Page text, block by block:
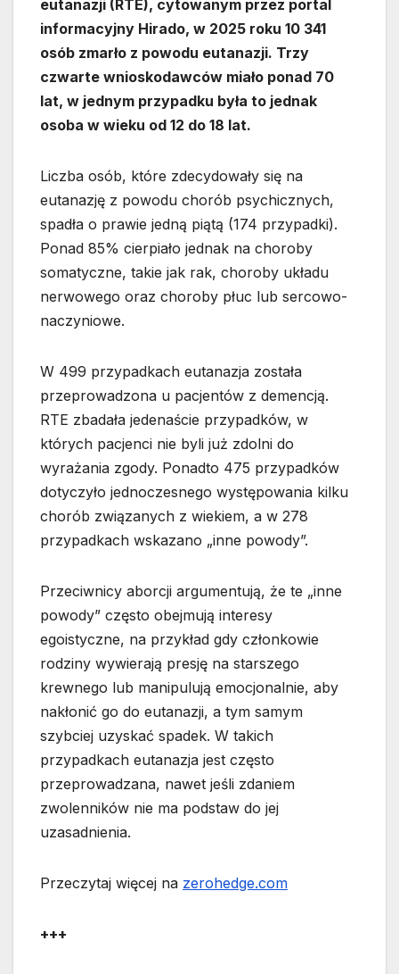
eutanazji (RTE), cytowanym przez portal
informacyjny Hirado, w 2025 roku 10 341
osób zmarło z powodu eutanazji. Trzy
czwarte wnioskodawców miało ponad 70
lat, w jednym przypadku była to jednak
osoba w wieku od 12 do 18 lat.
Liczba osób, które zdecydowały się na
eutanazję z powodu chorób psychicznych,
spadła o prawie jedną piątą (174 przypadki).
Ponad 85% cierpiało jednak na choroby
somatyczne, takie jak rak, choroby układu
nerwowego oraz choroby płuc lub sercowo-
naczyniowe.
W 499 przypadkach eutanazja została
przeprowadzona u pacjentów z demencją.
RTE zbadała jedenaście przypadków, w
których pacjenci nie byli już zdolni do
wyrażania zgody. Ponadto 475 przypadków
dotyczyło jednoczesnego występowania kilku
chorób związanych z wiekiem, a w 278
przypadkach wskazano „inne powody”.
Przeciwnicy aborcji argumentują, że te „inne
powody” często obejmują interesy
egoistyczne, na przykład gdy członkowie
rodziny wywierają presję na starszego
krewnego lub manipulują emocjonalnie, aby
nakłonić go do eutanazji, a tym samym
szybciej uzyskać spadek. W takich
przypadkach eutanazja jest często
przeprowadzana, nawet jeśli zdaniem
zwolenników nie ma podstaw do jej
uzasadnienia.
Przeczytaj więcej na zerohedge.com
+++